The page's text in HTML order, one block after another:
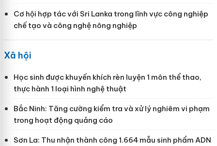
Cơ hội hợp tác với Sri Lanka trong lĩnh vực công nghiệp
chế tạo và công nghệ nông nghiệp
Xã hội
Học sinh được khuyến khích rèn luyện 1 môn thể thao,
thực hành 1 loại hình nghệ thuật
Bắc Ninh: Tăng cường kiểm tra và xử lý nghiêm vi phạm
trong hoạt động quảng cáo
Sơn La: Thu nhận thành công 1.664 mẫu sinh phẩm ADN